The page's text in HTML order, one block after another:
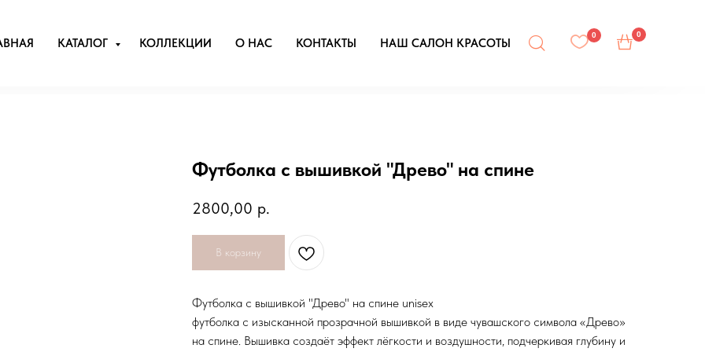
КАТАЛОГ КОЛЛЕКЦИИ О НАС КОНТАКТЫ НАШ САЛОН КРАСОТЫ
0 0
Футболка с вышивкой "Древо" на спине
2800,00 р.
В корзину
Футболка с вышивкой "Древо" на спине unisex
футболка с изысканной прозрачной вышивкой в виде чувашского символа «Древо»
на спине. Вышивка создаёт эффект лёгкости и воздушности, подчеркивая глубину и